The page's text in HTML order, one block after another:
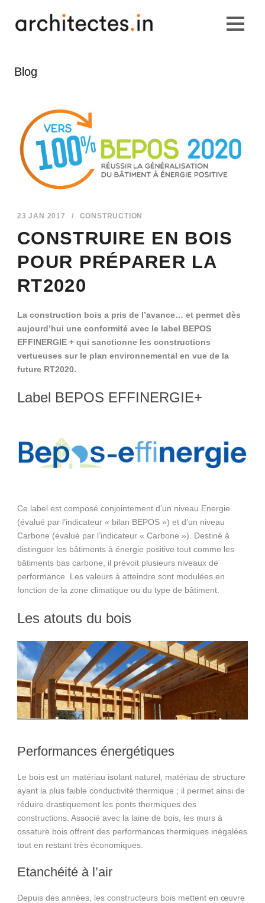
Blog
23 JAN 2017 / CONSTRUCTION
CONSTRUIRE EN BOIS
POUR PRÉPARER LA
RT2020
La construction bois a pris de l’avance… et permet dès
aujourd’hui une conformité avec le label BEPOS
EFFINERGIE + qui sanctionne les constructions
vertueuses sur le plan environnemental en vue de la
future RT2020.
Label BEPOS EFFINERGIE+
Ce label est composé conjointement d’un niveau Energie
(évalué par l’indicateur « bilan BEPOS ») et d’un niveau
Carbone (évalué par l’indicateur « Carbone »). Destiné à
distinguer les bâtiments à énergie positive tout comme les
bâtiments bas carbone, il prévoit plusieurs niveaux de
performance. Les valeurs à atteindre sont modulées en
fonction de la zone climatique ou du type de bâtiment.
Les atouts du bois
Performances énergétiques
Le bois est un matériau isolant naturel, matériau de structure
ayant la plus faible conductivité thermique ; il permet ainsi de
réduire drastiquement les ponts thermiques des
constructions. Associé avec la laine de bois, les murs à
ossature bois offrent des performances thermiques inégalées
tout en restant très économiques.
Etanchéité à l’air
Depuis des années, les constructeurs bois mettent en œuvre